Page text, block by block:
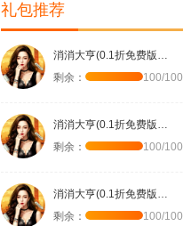
礼包推荐
消消大亨(0.1折免费版送6480)
剩余：
100/100
消消大亨(0.1折免费版送6480)
剩余：
100/100
消消大亨(0.1折免费版送6480)
剩余：
100/100